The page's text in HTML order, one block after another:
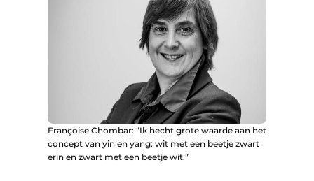
Françoise Chombar: “Ik hecht grote waarde aan het
concept van yin en yang: wit met een beetje zwart
erin en zwart met een beetje wit.”